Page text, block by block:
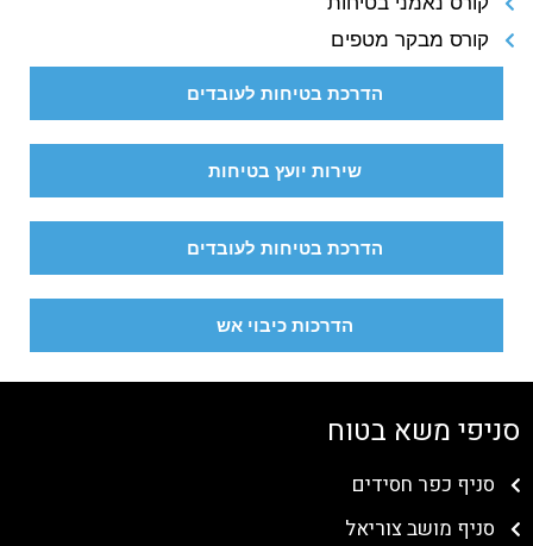
קורס מבקר מטפים
הדרכת בטיחות לעובדים
שירות יועץ בטיחות
הדרכת בטיחות לעובדים
הדרכות כיבוי אש
סניפי משא בטוח
סניף כפר חסידים
סניף מושב צוריאל